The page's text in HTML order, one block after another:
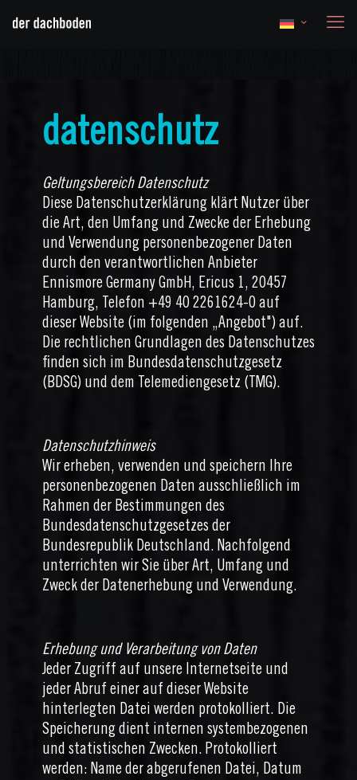
datenschutz
Geltungsbereich Datenschutz
Diese Datenschutzerklärung klärt Nutzer über
die Art, den Umfang und Zwecke der Erhebung
und Verwendung personenbezogener Daten
durch den verantwortlichen Anbieter
Ennismore Germany GmbH, Ericus 1, 20457
Hamburg, Telefon +49 40 2261624-0 auf
dieser Website (im folgenden „Angebot") auf.
Die rechtlichen Grundlagen des Datenschutzes
finden sich im Bundesdatenschutzgesetz
(BDSG) und dem Telemediengesetz (TMG).
Datenschutzhinweis
Wir erheben, verwenden und speichern Ihre
personenbezogenen Daten ausschließlich im
Rahmen der Bestimmungen des
Bundesdatenschutzgesetzes der
Bundesrepublik Deutschland. Nachfolgend
unterrichten wir Sie über Art, Umfang und
Zweck der Datenerhebung und Verwendung.
Erhebung und Verarbeitung von Daten
Jeder Zugriff auf unsere Internetseite und
jeder Abruf einer auf dieser Website
hinterlegten Datei werden protokolliert. Die
Speicherung dient internen systembezogenen
und statistischen Zwecken. Protokolliert
werden: Name der abgerufenen Datei, Datum